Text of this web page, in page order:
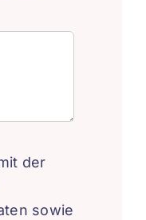
der
sowie